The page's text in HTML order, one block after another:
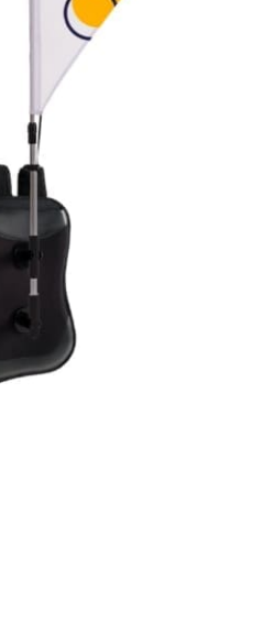
Benutzer (VAT):
Passwort merken:
Passwort wiederherstellen